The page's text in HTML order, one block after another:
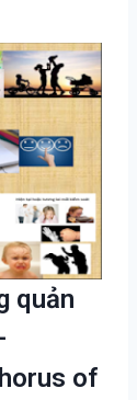
quản
of